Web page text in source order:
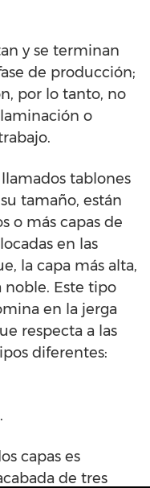
y se terminan
de producción;
por lo tanto, no
o
tablones
tamaño, están
o más capas de
en las
la capa más alta,
noble. Este tipo
en la jerga
respecta a las
diferentes:
capas es
de tres